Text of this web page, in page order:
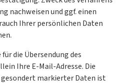
nachweisen und ggf. einen
Ihrer persönlichen Daten
die Übersendung des
Ihre E-Mail-Adresse. Die
markierter Daten ist